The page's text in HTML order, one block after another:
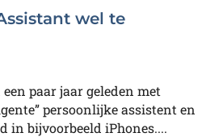
wel te
een paar jaar geleden met
persoonlijke assistent en
in bijvoorbeeld iPhones....